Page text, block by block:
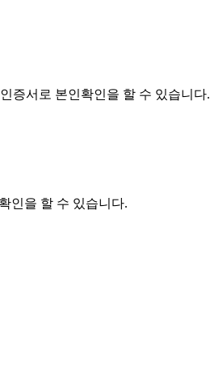
증서로 본인확인을 할 수 있습니다.
인을 할 수 있습니다.